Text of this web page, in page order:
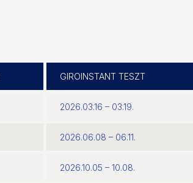
GIROINSTANT TESZT
2026.03.16 – 03.19.
2026.06.08 – 06.11.
2026.10.05 – 10.08.